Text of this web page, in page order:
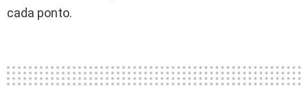
cada ponto.